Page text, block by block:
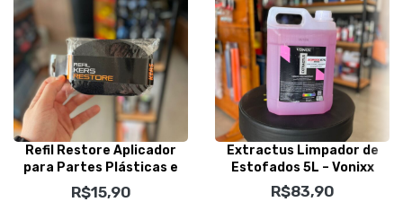
Refil Restore Aplicador
para Partes Plásticas e
Emborrachadas – Kers
R$15,90
Extractus Limpador de
Estofados 5L – Vonixx
R$83,90